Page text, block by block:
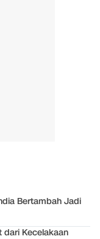
Bertambah Jadi
dari Kecelakaan